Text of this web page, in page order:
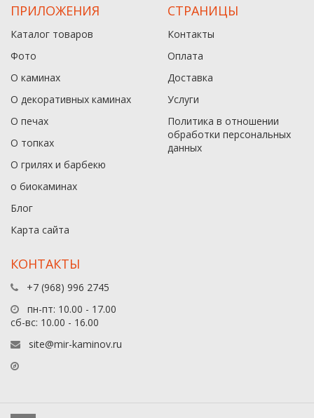
ПРИЛОЖЕНИЯ
Каталог товаров
Фото
О каминах
О декоративных каминах
О печах
О топках
О грилях и барбекю
о биокаминах
Блог
Карта сайта
СТРАНИЦЫ
Контакты
Оплата
Доставка
Услуги
Политика в отношении
обработки персональных
данныx
КОНТАКТЫ
+7 (968) 996 2745
пн-пт: 10.00 - 17.00
сб-вс: 10.00 - 16.00
site@mir-kaminov.ru